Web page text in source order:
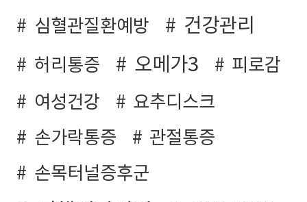
심혈관질환예방
건강관리
허리통증 오메가3
피로감
여성건강
요추디스크
손가락통증
관절통증
손목터널증후군